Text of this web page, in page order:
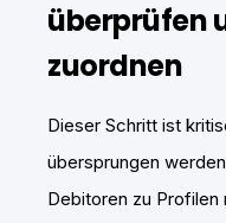
überprüfen
zuordnen
Dieser Schritt ist
übersprungen
Debitoren zu Profilen